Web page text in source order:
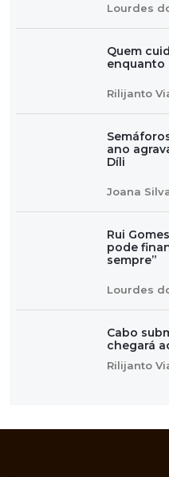
Lourdes
Quem
enquanto
Rilijanto
ano
Díli
Joana
Rui
pode
sempre”
Lourdes
Cabo
chegará
Rilijanto